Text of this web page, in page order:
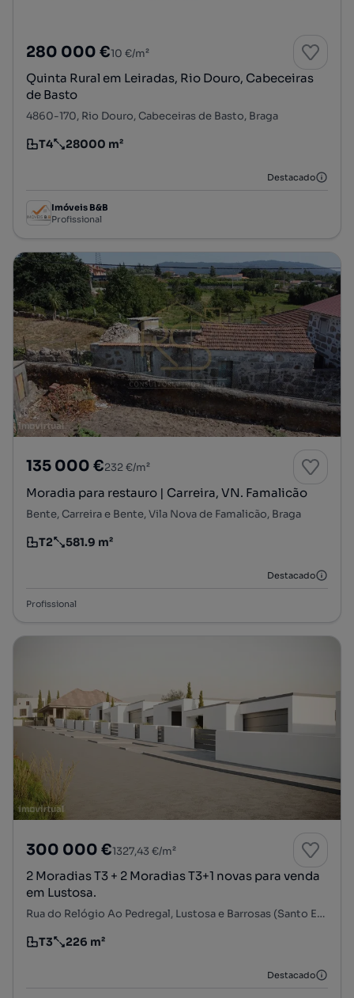
280 000 €10 €/m²
Quinta Rural em Leiradas, Rio Douro, Cabeceiras
de Basto
4860-170, Rio Douro, Cabeceiras de Basto, Braga
Tipologia
T4
Preço por metro quadrado
28000 m²
Destacado
Imóveis B&B
Profissional
135 000 €232 €/m²
Moradia para restauro | Carreira, VN. Famalicão
Bente, Carreira e Bente, Vila Nova de Famalicão, Braga
Tipologia
T2
Preço por metro quadrado
581.9 m²
Destacado
Profissional
300 000 €1327,43 €/m²
2 Moradias T3 + 2 Moradias T3+1 novas para venda
em Lustosa.
Rua do Relógio Ao Pedregal, Lustosa e Barrosas (Santo Estêvão), Lousada, Porto
Tipologia
T3
Preço por metro quadrado
226 m²
Destacado